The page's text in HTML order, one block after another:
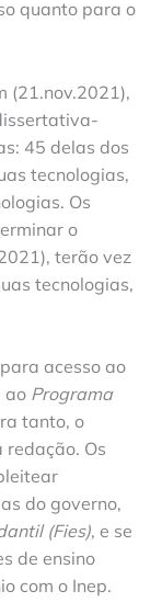
quanto para o
(21.nov.2021),
45 delas dos
tecnologias,
Os
o
terão vez
tecnologias,
acesso ao
ao Programa
tanto, o
Os
do governo,
(Fies), e se
de ensino
com o Inep.